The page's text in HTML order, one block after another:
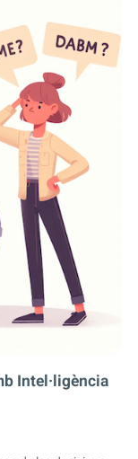
Intel·ligència